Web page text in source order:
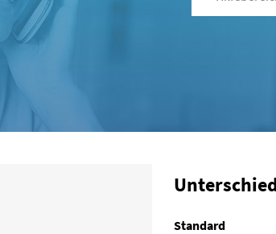
Standard